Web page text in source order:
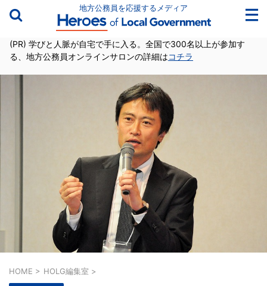
地方公務員を応援するメディア
(PR) 学びと人脈が自宅で手に入る。全国で300名以上が参加す
る、地方公務員オンラインサロンの詳細はコチラ
HOME > HOLG編集室 >